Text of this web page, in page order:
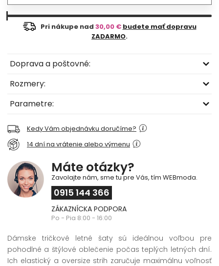
Pri nákupe nad 30,00 € budete mať dopravu
ZADARMO.
Doprava a poštovné:
Rozmery:
Parametre:
Kedy Vám objednávku doručíme?
14 dní na vrátenie alebo výmenu
Máte otázky?
Zavolajte nám, sme tu pre Vás, tím WEBmoda.
0915 144 366
ZÁKAZNÍCKA PODPORA
Po - Pia 8:00 - 16:00
Dámske tričkové letné šaty sú ideálnou voľbou pre
pohodlné a štýlové oblečenie počas teplých letných dní.
Ich elastický a oversize strih zaručuje maximálnu voľnosť